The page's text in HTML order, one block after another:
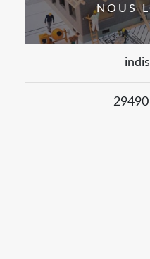
NOUS
29490